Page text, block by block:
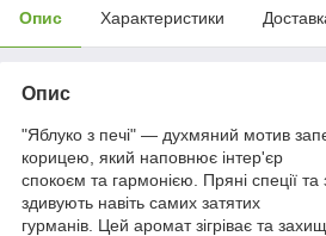
Опис Характеристики
Опис
"Яблуко з печі" — духмяний мотив
корицею, який наповнює інтер'єр
спокоєм та гармонією. Пряні спеції
здивують навіть самих затятих
гурманів. Цей аромат зігріває та